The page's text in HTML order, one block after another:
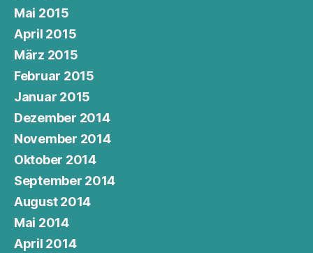
Mai 2015
April 2015
März 2015
Februar 2015
Januar 2015
Dezember 2014
November 2014
Oktober 2014
September 2014
August 2014
Mai 2014
April 2014